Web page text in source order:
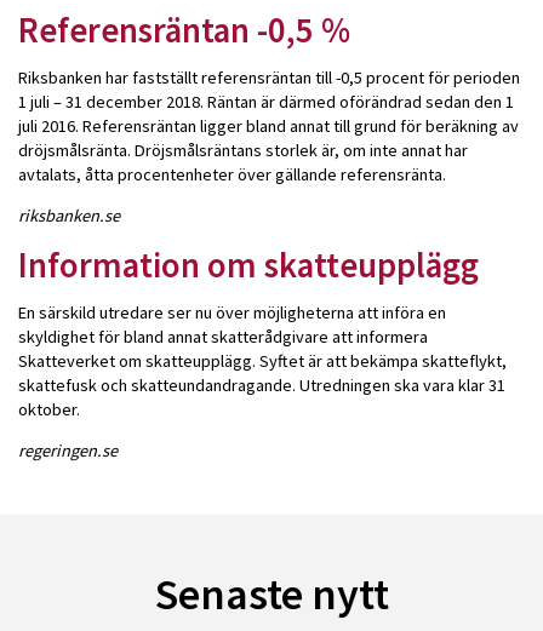
Referensräntan -0,5 %
Riksbanken har fastställt referensräntan till -0,5 procent för perioden
1 juli – 31 december 2018. Räntan är därmed oförändrad sedan den 1
juli 2016. Referensräntan ligger bland annat till grund för beräkning av
dröjsmålsränta. Dröjsmålsräntans storlek är, om inte annat har
avtalats, åtta procentenheter över gällande referensränta.
riksbanken.se
Information om skatteupplägg
En särskild utredare ser nu över möjligheterna att införa en
skyldighet för bland annat skatterådgivare att informera
Skatteverket om skatteupplägg. Syftet är att bekämpa skatteflykt,
skattefusk och skatteundandragande. Utredningen ska vara klar 31
oktober.
regeringen.se
Senaste nytt